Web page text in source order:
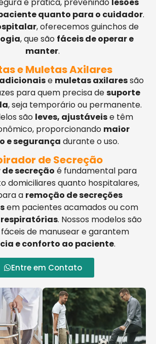
quanto para o cuidador.
, oferecemos guinchos de
, que são fáceis de operar e
manter.
e Muletas Axilares
e muletas axilaressão
para quem precisa desuporte
, seja temporário ou permanente.
são leves, ajustáveise têm
proporcionando maior
e segurança durante o uso.
de Secreção
secreção é fundamental para
domiciliares quanto hospitalares,
a remoção de secreções
em pacientes acamados ou com
. Nossos modelos são
de manusear e garantem
e conforto ao paciente.
Entre em Contato